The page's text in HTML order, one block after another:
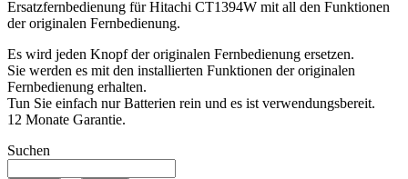
Ersatzfernbedienung fürHitachi CT1394W mit all den Funktionen
der originalen Fernbedienung.
Es wird jeden Knopf der originalen Fernbedienung ersetzen.
Sie werden es mit den installierten Funktionen der originalen
Fernbedienung erhalten.
Tun Sie einfach nur Batterien rein und es ist verwendungsbereit.
12 Monate Garantie.
Suchen